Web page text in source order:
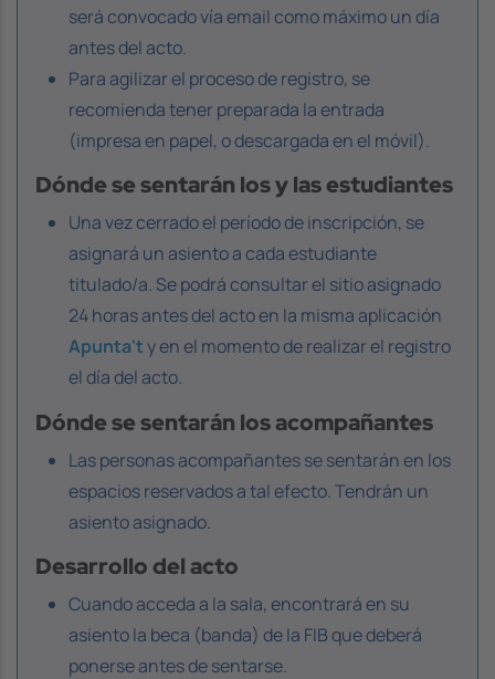
será convocado vía email como máximo un día
antes del acto.
Para agilizar el proceso de registro, se
recomienda tener preparada la entrada
(impresa en papel, o descargada en el móvil).
Dónde se sentarán los y las estudiantes
Una vez cerrado el período de inscripción, se
asignará un asiento a cada estudiante
titulado/a. Se podrá consultar el sitio asignado
24 horas antes del acto en la misma aplicación
Apunta'ty en el momento de realizar el registro
el día del acto.
Dónde se sentarán los acompañantes
Las personas acompañantes se sentarán en los
espacios reservados a tal efecto. Tendrán un
asiento asignado.
Desarrollo del acto
Cuando acceda a la sala, encontrará en su
asiento la beca (banda) de la FIB que deberá
ponerse antes de sentarse.